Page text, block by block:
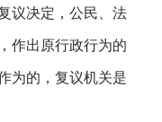
议决定，公民、法
作出原行政行为的
为的，复议机关是